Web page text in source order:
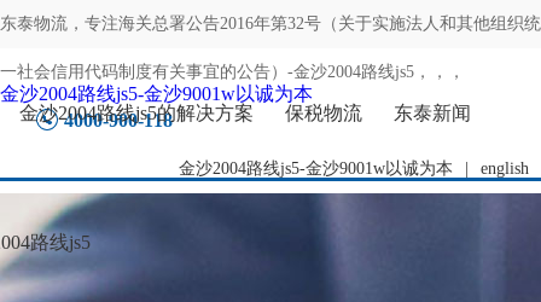
东泰物流，专注海关总署公告2016年第32号（关于实施法人和其他组织统
一社会信用代码制度有关事宜的公告）-金沙2004路线js5 ，，，
4000-900-118
金沙2004路线js5-金沙9001w以诚为本 english
金沙2004路线js5-金沙9001w以诚为本
金沙2004路线js5的解决方案
保税物流 东泰新闻
路线js5